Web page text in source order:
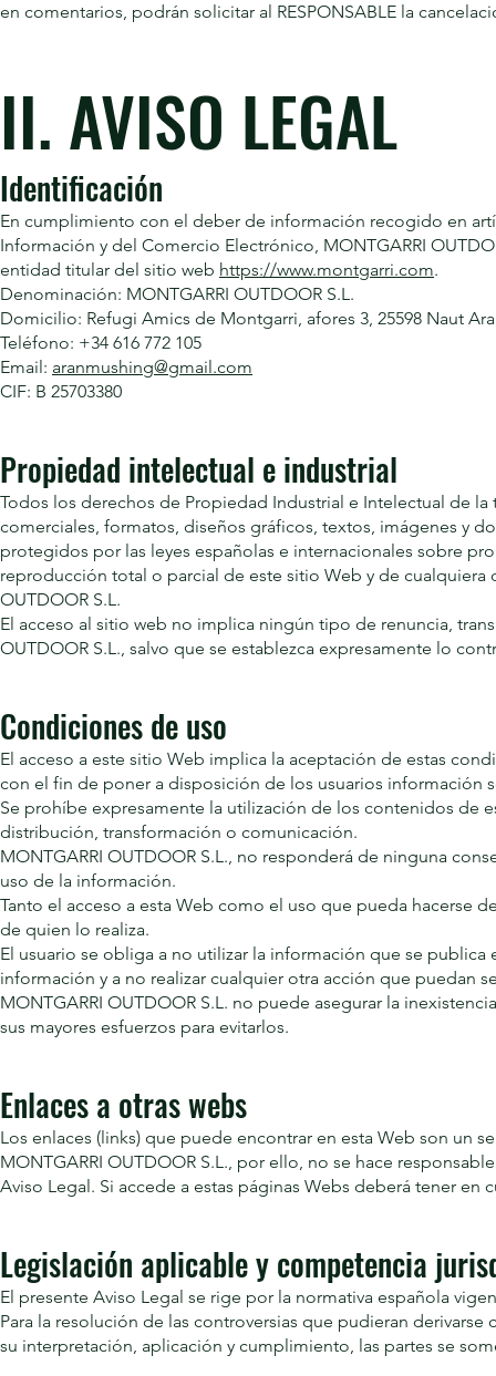
en comentarios, podrán solicitar al RESPONSABLE la
II. AVISO LEGAL
Identificación
En cumplimiento con el deber de información recogido en
Información y del Comercio Electrónico, MONTGARRI
entidad titular del sitio web https://www.montgarri.com.
Denominación: MONTGARRI OUTDOOR S.L.
Domicilio: Refugi Amics de Montgarri, afores 3, 25598 Naut
Teléfono: +34 616 772 105
Email: aranmushing@gmail.com
CIF: B 25703380
Propiedad intelectual e industrial
Todos los derechos de Propiedad Industrial e Intelectual de
comerciales, formatos, diseños gráficos, textos, imágenes y
protegidos por las leyes españolas e internacionales sobre
reproducción total o parcial de este sitio Web y de
OUTDOOR S.L.
El acceso al sitio web no implica ningún tipo de renuncia,
OUTDOOR S.L., salvo que se establezca expresamente lo
Condiciones de uso
El acceso a este sitio Web implica la aceptación de estas
con el fin de poner a disposición de los usuarios información
Se prohíbe expresamente la utilización de los contenidos de
distribución, transformación o comunicación.
MONTGARRI OUTDOOR S.L., no responderá de ninguna
uso de la información.
Tanto el acceso a esta Web como el uso que pueda hacerse
de quien lo realiza.
El usuario se obliga a no utilizar la información que se
información y a no realizar cualquier otra acción que puedan
MONTGARRI OUTDOOR S.L. no puede asegurar la
sus mayores esfuerzos para evitarlos.
Enlaces a otras webs
Los enlaces (links) que puede encontrar en esta Web son un
MONTGARRI OUTDOOR S.L., por ello, no se hace
Aviso Legal. Si accede a estas páginas Webs deberá tener
Legislación aplicable y competencia
El presente Aviso Legal se rige por la normativa española
Para la resolución de las controversias que pudieran
su interpretación, aplicación y cumplimiento, las partes se